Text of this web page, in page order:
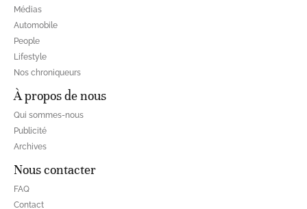
Médias
Automobile
People
Lifestyle
Nos chroniqueurs
À propos de nous
Qui sommes-nous
Publicité
Archives
Nous contacter
FAQ
Contact